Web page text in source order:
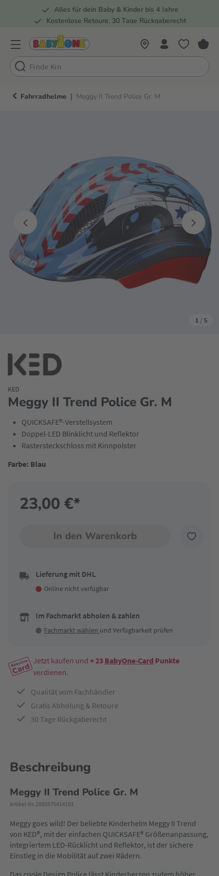
Zur Hauptnavigation springen
Alles für dein Baby & Kinder bis 4 Jahre
Kostenlose Retoure, 30 Tage Rückgaberecht
Fahrradhelme | Meggy II Trend Police Gr. M
1 / 5
Meggy II Trend Police Gr. M
KED
QUICKSAFE®-Verstellsystem
Doppel-LED Blinklicht und Reflektor
Rastersteckschloss mit Kinnpolster
Farbe: Blau
23,00 €*
In den Warenkorb
Lieferung mit DHL
Online nicht verfügbar
Im Fachmarkt abholen & zahlen
Fachmarkt wählen und Verfügbarkeit prüfen
Jetzt kaufen und + 23 BabyOne-Card Punkte
verdienen.
Qualität vom Fachhändler
Gratis Abholung & Retoure
30 Tage Rückgaberecht
Beschreibung
Meggy II Trend Police Gr. M
Artikel-Nr. 2000575414101
Meggy goes wild! Der beliebte Kinderhelm Meggy II Trend
von KED®, mit der einfachen QUICKSAFE® Größenanpassung,
integriertem LED-Rücklicht und Reflektor, ist der sichere
Einstieg in die Mobilität auf zwei Rädern.
Das coole Design Police lässt Kinderherzen zudem höher